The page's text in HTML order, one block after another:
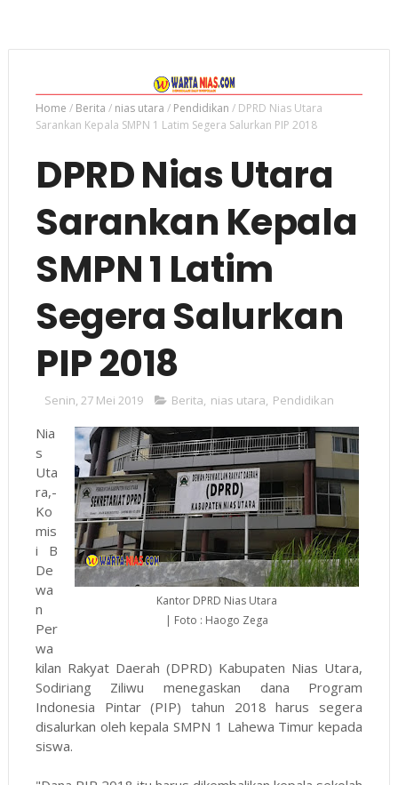
Home / Berita / nias utara / Pendidikan / DPRD Nias Utara
Sarankan Kepala SMPN 1 Latim Segera Salurkan PIP 2018
DPRD Nias Utara
Sarankan Kepala
SMPN 1 Latim
Segera Salurkan
PIP 2018
Senin, 27 Mei 2019 Berita, nias utara, Pendidikan
Kantor DPRD Nias Utara
| Foto : Haogo Zega
Nia
s
Uta
ra,-
Ko
mis
i B
De
wa
n
Per
wa
kilan Rakyat Daerah (DPRD) Kabupaten Nias Utara,
Sodiriang Ziliwu menegaskan dana Program
Indonesia Pintar (PIP) tahun 2018 harus segera
disalurkan oleh kepala SMPN 1 Lahewa Timur kepada
siswa.